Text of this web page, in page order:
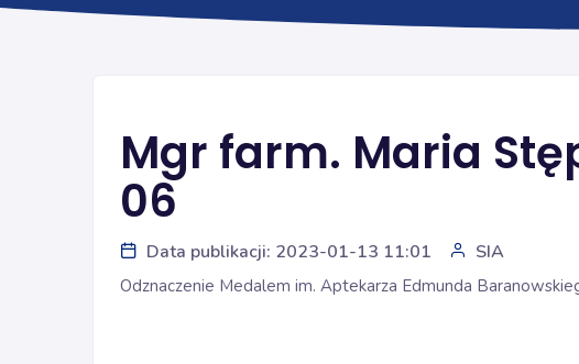
Mgr farm. Maria
06
Data publikacji: 2023-01-13 11:01 SIA
Odznaczenie Medalem im. Aptekarza Edmunda